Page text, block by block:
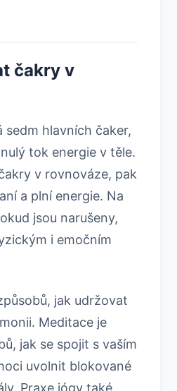
čakry v
sedm hlavních čaker,
tok energie v těle.
v rovnováze, pak
a plní energie. Na
jsou narušeny,
i emočním
jak udržovat
Meditace je
jak se spojit s vaším
uvolnit blokované
Praxe jógy také